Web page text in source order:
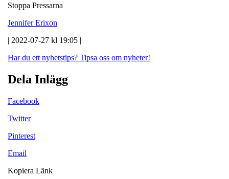
Stoppa Pressarna
Jennifer Erixon
| 2022-07-27 kl 19:05 |
Har du ett nyhetstips? Tipsa oss om nyheter!
Dela Inlägg
Facebook
Twitter
Pinterest
Email
Kopiera Länk